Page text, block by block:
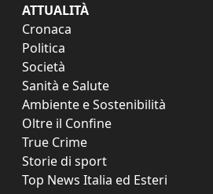
ATTUALITÀ
Cronaca
Politica
Società
Sanità e Salute
Ambiente e Sostenibilità
Oltre il Confine
True Crime
Storie di sport
Top News Italia ed Esteri